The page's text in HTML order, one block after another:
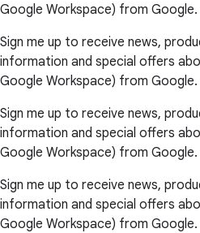
Google Workspace) from Google.
Sign me up to receive news,
information and special offers
Google Workspace) from Google.
Sign me up to receive news,
information and special offers
Google Workspace) from Google.
Sign me up to receive news,
information and special offers
Google Workspace) from Google.